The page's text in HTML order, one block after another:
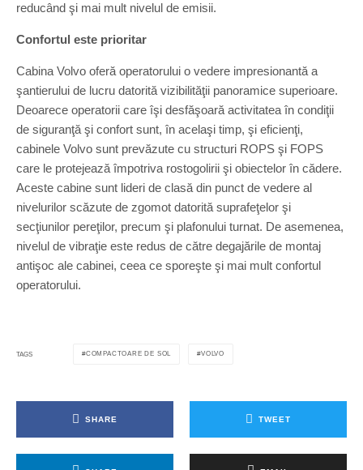
reducând şi mai mult nivelul de emisii.
Confortul este prioritar
Cabina Volvo oferă operatorului o vedere impresionantă a
şantierului de lucru datorită vizibilităţii panoramice superioare.
Deoarece operatorii care îşi desfăşoară activitatea în condiţii
de siguranţă şi confort sunt, în acelaşi timp, şi eficienţi,
cabinele Volvo sunt prevăzute cu structuri ROPS şi FOPS
care le protejează împotriva rostogolirii şi obiectelor în cădere.
Aceste cabine sunt lideri de clasă din punct de vedere al
nivelurilor scăzute de zgomot datorită suprafeţelor şi
secţiunilor pereţilor, precum şi plafonului turnat. De asemenea,
nivelul de vibraţie este redus de către degajările de montaj
antişoc ale cabinei, ceea ce sporeşte şi mai mult confortul
operatorului.
TAGS COMPACTOARE DE SOL VOLVO
SHARE TWEET